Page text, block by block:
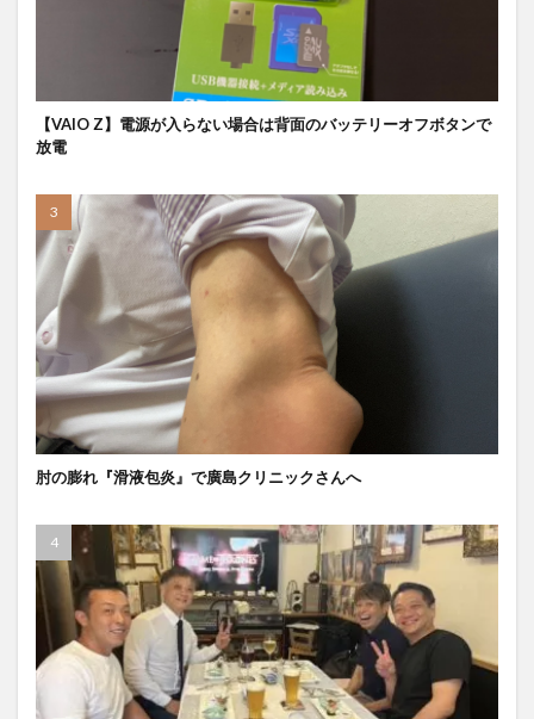
【VAIO Z】電源が入らない場合は背面のバッテリーオフボタンで
放電
肘の膨れ『滑液包炎』で廣島クリニックさんへ